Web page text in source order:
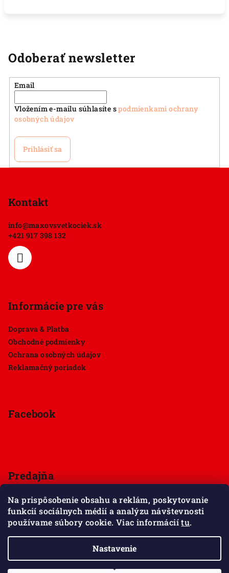
Na prispôsobenie obsahu a reklám, poskytovanie
funkcií sociálnych médií a analýzu návštevnosti
používame súbory cookie. Viac informáciítu.
Nastavenie
Odoberať newsletter
Email
Vložením e-mailu súhlasíte spodmienkami ochrany
osobných údajov
Prihlásiť sa
Kontakt
info@maxovsvetkociek.sk
+421 917 398 132
Informácie pre vás
Doprava & Platba
Obchodné podmienky
Ochrana osobných údajov
Reklamačný poriadok
Facebook
Predajňa
Štúrova 33, 949 01 Nitra
Pondelok - Sobota 9:00 - 18:00
Nedeľa - zatvorené
Zobraziť mapu